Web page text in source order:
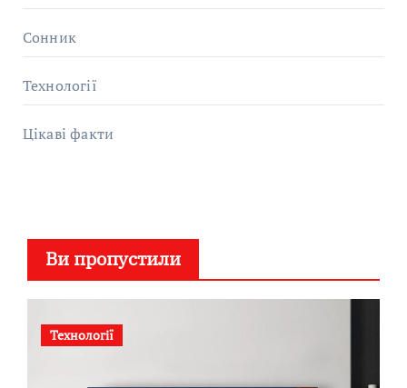
Сонник
Технології
Цікаві факти
Ви пропустили
Технології